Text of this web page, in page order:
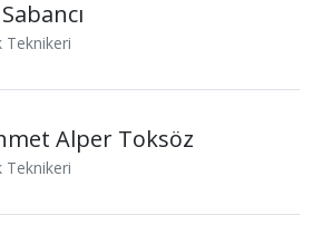
Teknikeri
Alper Toksöz
Teknikeri